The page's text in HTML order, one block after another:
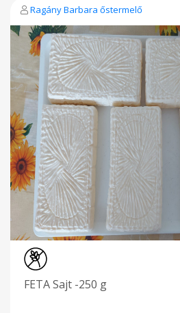
Ragány Barbara őstermelő
FETA Sajt -250 g